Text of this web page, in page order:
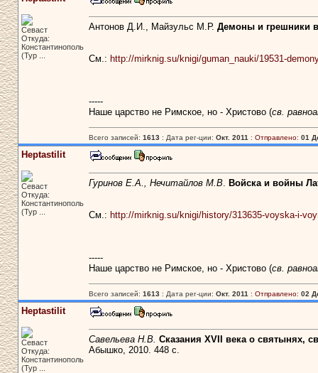
Севаст
Откуда:
Константинополь
(Тур ...
Антонов Д.И., Майзульс М.Р. Демоны и грешники
См.: http://mirknig.su/knigi/guman_nauki/19531-
-----
Наше царство не Римское, но - Христово (св.
Всего записей: 1613: Дата рег-ции: Окт. 2011 : Отправлено: 01
Heptastilit
Севаст
Откуда:
Константинополь
(Тур ...
Гуринов Е.А., Нечитайлов М.В. Войска и войны
См.: http://mirknig.su/knigi/history/313635-voyska-i-
-----
Наше царство не Римское, но - Христово (св.
Всего записей: 1613: Дата рег-ции: Окт. 2011 : Отправлено: 02
Heptastilit
Севаст
Откуда:
Константинополь
(Тур ...
Савельева Н.В. Сказания XVII века о святынях,
Абышко, 2010. 448 с.